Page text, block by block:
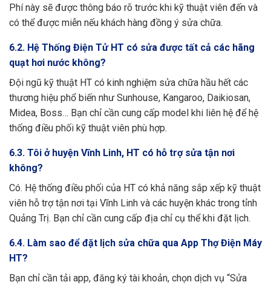
Phí này sẽ được thông báo rõ trước khi kỹ thuật viên đến và
có thể được miễn nếu khách hàng đồng ý sửa chữa.
6.2. Hệ Thống Điện Tử HT có sửa được tất cả các hãng
quạt hơi nước không?
Đội ngũ kỹ thuật HT có kinh nghiệm sửa chữa hầu hết các
thương hiệu phổ biến như Sunhouse, Kangaroo, Daikiosan,
Midea, Boss… Bạn chỉ cần cung cấp model khi liên hệ để hệ
thống điều phối kỹ thuật viên phù hợp.
6.3. Tôi ở huyện Vĩnh Linh, HT có hỗ trợ sửa tận nơi
không?
Có. Hệ thống điều phối của HT có khả năng sắp xếp kỹ thuật
viên hỗ trợ tận nơi tại Vĩnh Linh và các huyện khác trong tỉnh
Quảng Trị. Bạn chỉ cần cung cấp địa chỉ cụ thể khi đặt lịch.
6.4. Làm sao để đặt lịch sửa chữa qua App Thợ Điện Máy
HT?
Bạn chỉ cần tải app, đăng ký tài khoản, chọn dịch vụ “Sửa